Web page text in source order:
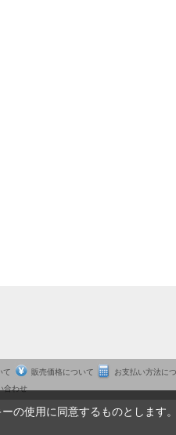
て 販売価格について
お支払い方法に
合わせ
の使用に同意するものとします